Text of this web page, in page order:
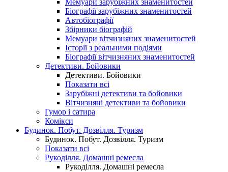
Мемуари зарубіжних знаменитостей
Біографії зарубіжних знаменитостей
Автобіографії
Збірники біографій
Мемуари вітчизняних знаменитостей
Історії з реальними подіями
Біографії вітчизняних знаменитостей
Детективи. Бойовики
Детективи. Бойовики
Показати всі
Зарубіжні детективи та бойовики
Вітчизняні детективи та бойовики
Гумор і сатира
Комікси
Будинок. Побут. Дозвілля. Туризм
Будинок. Побут. Дозвілля. Туризм
Показати всі
Рукоділля. Домашні ремесла
Рукоділля. Домашні ремесла